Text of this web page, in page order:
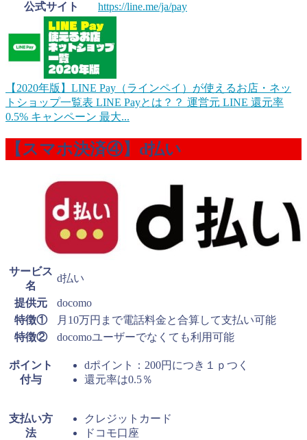
公式サイト
https://line.me/ja/pay
【2020年版】LINE Pay（ラインペイ）が使えるお店・ネッ
トショップ一覧表 LINE Payとは？？ 運営元 LINE 還元率
0.5% キャンペーン 最大...
【スマホ決済④】d払い
サービス
名
d払い
提供元
docomo
特徴①
月10万円まで電話料金と合算して支払い可能
特徴②
docomoユーザーでなくても利用可能
ポイント
付与
dポイント：200円につき１ｐつく
還元率は0.5％
支払い方
法
クレジットカード
ドコモ口座